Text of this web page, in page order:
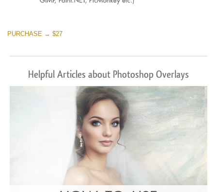
PURCHASE → $27
Helpful Articles about Photoshop Overlays